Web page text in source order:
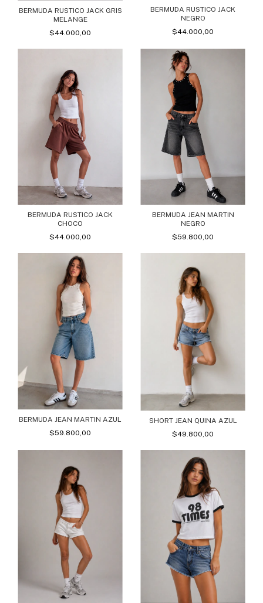
BERMUDA RUSTICO JACK GRIS
MELANGE
$44.000,00
BERMUDA RUSTICO JACK
NEGRO
$44.000,00
BERMUDA RUSTICO JACK
CHOCO
$44.000,00
BERMUDA JEAN MARTIN
NEGRO
$59.800,00
BERMUDA JEAN MARTIN AZUL
$59.800,00
SHORT JEAN QUINA AZUL
$49.800,00